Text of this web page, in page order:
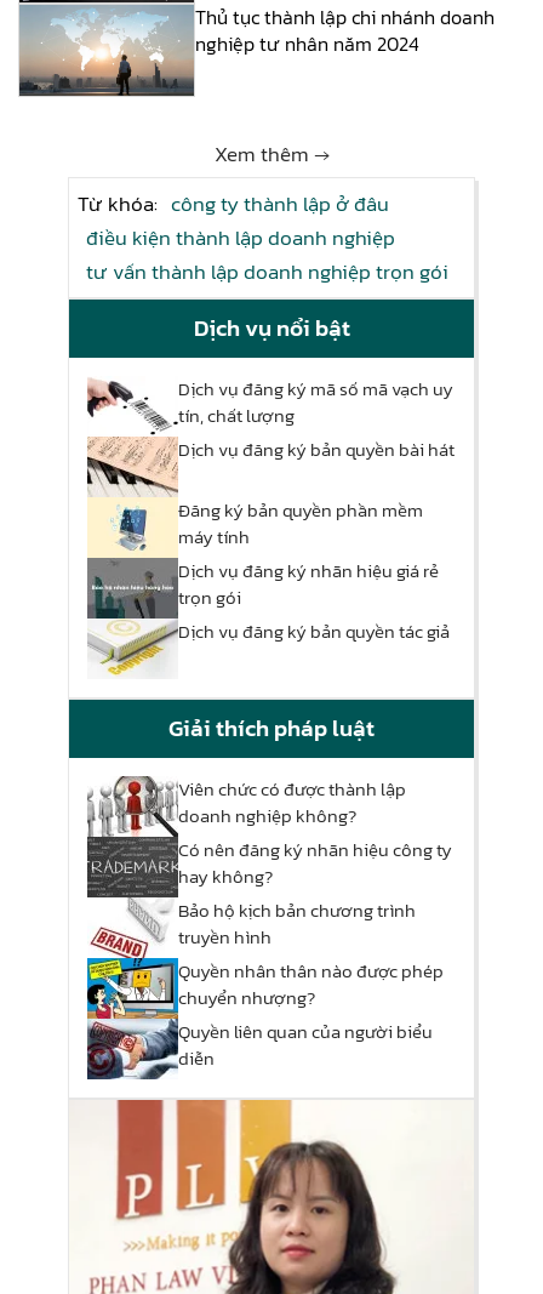
Thủ tục thành lập chi nhánh doanh
nghiệp tư nhân năm 2024
Xem thêm →
Từ khóa: công ty thành lập ở đâu
điều kiện thành lập doanh nghiệp
tư vấn thành lập doanh nghiệp trọn gói
Dịch vụ nổi bật
Dịch vụ đăng ký mã số mã vạch uy
tín, chất lượng
Dịch vụ đăng ký bản quyền bài hát
Đăng ký bản quyền phần mềm
máy tính
Dịch vụ đăng ký nhãn hiệu giá rẻ
trọn gói
Dịch vụ đăng ký bản quyền tác giả
Giải thích pháp luật
Viên chức có được thành lập
doanh nghiệp không?
Có nên đăng ký nhãn hiệu công ty
hay không?
Bảo hộ kịch bản chương trình
truyền hình
Quyền nhân thân nào được phép
chuyển nhượng?
Quyền liên quan của người biểu
diễn